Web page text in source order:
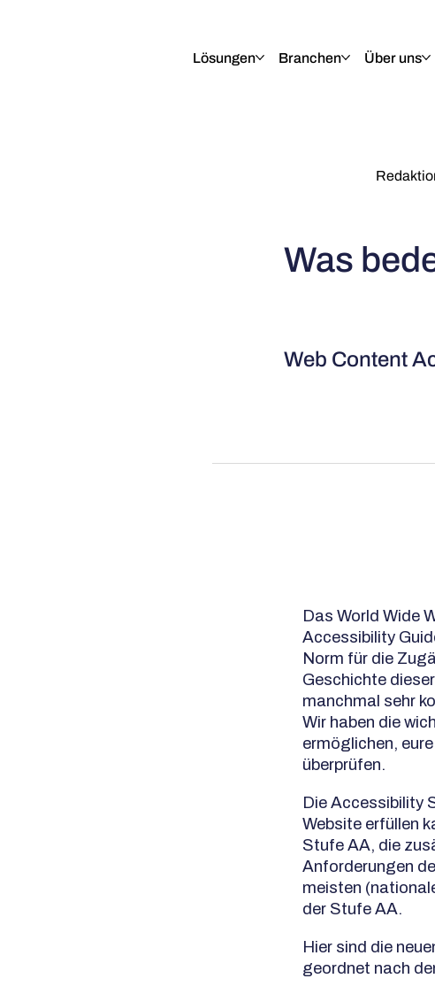
Lösungen Branchen Über uns
Was
Web Content
Das World Wide
Accessibility
Norm für die
Geschichte
manchmal sehr
Wir haben die
ermöglichen,
überprüfen.
Die Accessibility
Website erfüllen
Stufe AA, die
Anforderungen
meisten
der Stufe AA.
Hier sind die
geordnet nach